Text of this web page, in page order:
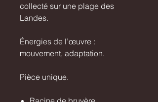
collecté sur une plage des
Landes.
Énergies de l’œuvre :
mouvement, adaptation.
Pièce unique.